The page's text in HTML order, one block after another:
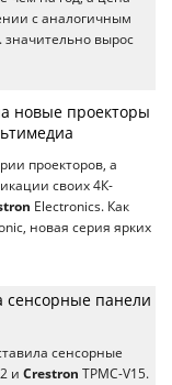
с аналогичным
значительно вырос
новые проекторы
проекторов, а
своих 4К-
Electronics. Как
новая серия ярких
сенсорные панели
сенсорные
и Crestron TPMC-V15.